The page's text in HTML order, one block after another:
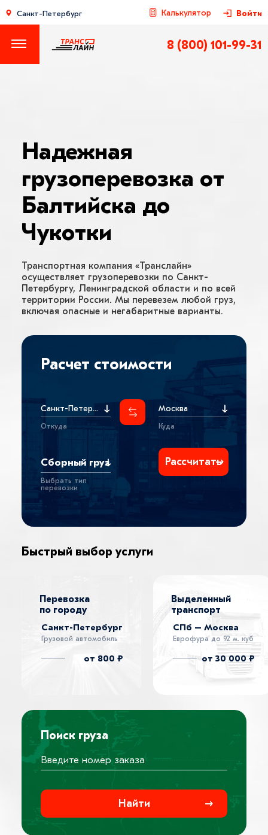
Санкт-Петербург Калькулятор Войти
8 (800) 101-99-31
Надежная
грузоперевозка от
Балтийска до
Чукотки
Транспортная компания «Транслайн»
осуществляет грузоперевозки по Санкт-
Петербургу, Ленинградской области и по всей
территории России. Мы перевезем любой груз,
включая опасные и негабаритные варианты.
Расчет стоимости
Санкт-Петербург
Откуда
Москва
Куда
Сборный груз
Выбрать тип
перевозки
Быстрый выбор услуги
Перевозка
по городу
Санкт-Петербург
Грузовой автомобиль
от 800 ₽
Выделенный
транспорт
СПб – Москва
Еврофура до 92 м. куб
от 30 000 ₽
Поиск груза